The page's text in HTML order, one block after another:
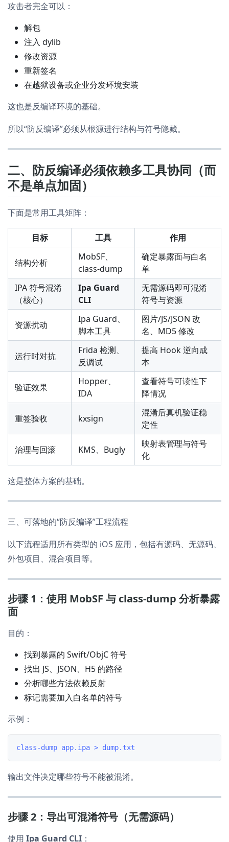
攻击者完全可以：
解包
注入 dylib
修改资源
重新签名
在越狱设备或企业分发环境安装
这也是反编译环境的基础。
所以“防反编译”必须从根源进行结构与符号隐藏。
二、防反编译必须依赖多工具协同（而
不是单点加固）
下面是常用工具矩阵：
目标 工具 作用
结构分析
MobSF、
class-dump
确定暴露面与白名
单
IPA 符号混淆
（核心）
Ipa Guard
CLI
无需源码即可混淆
符号与资源
资源扰动
Ipa Guard、
脚本工具
图片/JS/JSON 改
名、MD5 修改
运行时对抗
Frida 检测、
反调试
提高 Hook 逆向成
本
验证效果
Hopper、
IDA
查看符号可读性下
降情况
重签验收 kxsign
混淆后真机验证稳
定性
治理与回滚 KMS、Bugly
映射表管理与符号
化
这是整体方案的基础。
三、可落地的“防反编译”工程流程
以下流程适用所有类型的 iOS 应用，包括有源码、无源码、
外包项目、混合项目等。
步骤 1：使用 MobSF 与 class-dump 分析暴露
面
目的：
找到暴露的 Swift/ObjC 符号
找出 JS、JSON、H5 的路径
分析哪些方法依赖反射
标记需要加入白名单的符号
示例：
输出文件决定哪些符号不能被混淆。
步骤 2：导出可混淆符号（无需源码）
使用 Ipa Guard CLI ：